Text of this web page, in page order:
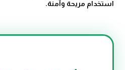
استخدام مريحة وآمنة.